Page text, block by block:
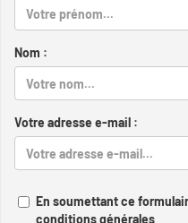
Nom :
Votre adresse e-mail :
En soumettant ce
conditions générales